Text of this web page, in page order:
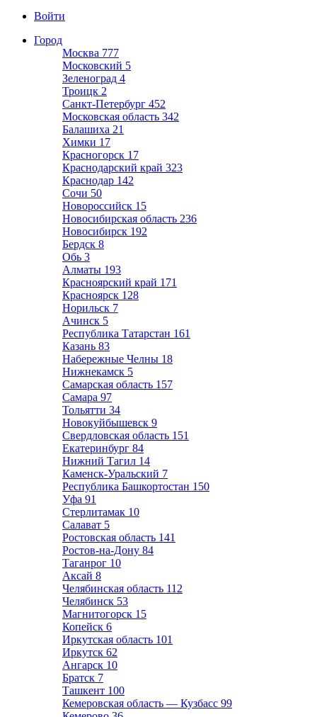
Войти
Город
Москва 777
Московский 5
Зеленоград 4
Троицк 2
Санкт-Петербург 452
Московская область 342
Балашиха 21
Химки 17
Красногорск 17
Краснодарский край 323
Краснодар 142
Сочи 50
Новороссийск 15
Новосибирская область 236
Новосибирск 192
Бердск 8
Обь 3
Алматы 193
Красноярский край 171
Красноярск 128
Норильск 7
Ачинск 5
Республика Татарстан 161
Казань 83
Набережные Челны 18
Нижнекамск 5
Самарская область 157
Самара 97
Тольятти 34
Новокуйбышевск 9
Свердловская область 151
Екатеринбург 84
Нижний Тагил 14
Каменск-Уральский 7
Республика Башкортостан 150
Уфа 91
Стерлитамак 10
Салават 5
Ростовская область 141
Ростов-на-Дону 84
Таганрог 10
Аксай 8
Челябинская область 112
Челябинск 53
Магнитогорск 15
Копейск 6
Иркутская область 101
Иркутск 62
Ангарск 10
Братск 7
Ташкент 100
Кемеровская область — Кузбасс 99